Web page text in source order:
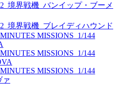
境界戦機_バンイップ・ブーメ
境界戦機_ブレイディハウンド
MISSIONS_1/144
MISSIONS_1/144
MISSIONS_1/144
ァ